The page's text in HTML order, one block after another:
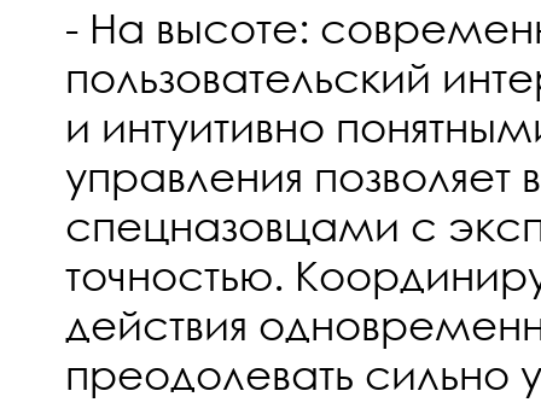
- На высоте:
пользовательский
и интуитивно
управления позволяет
спецназовцами с
точностью.
действия
преодолевать сильно